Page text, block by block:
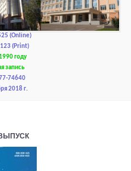
И ЭТИКА
(Online)
(Print)
году
запись
74640
2018 г.